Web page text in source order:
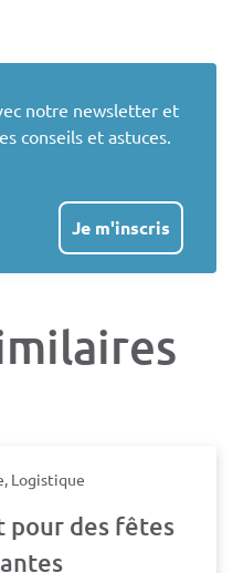
notre newsletter et
conseils et astuces.
Je m'inscris
Logistique
pour des fêtes